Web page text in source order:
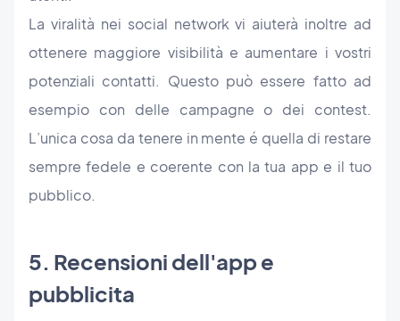
La viralità nei social network vi aiuterà inoltre ad
ottenere maggiore visibilità e aumentare i vostri
potenziali contatti. Questo può essere fatto ad
esempio con delle campagne o dei contest.
L’unica cosa da tenere in mente é quella di restare
sempre fedele e coerente con la tua app e il tuo
pubblico.
5. Recensioni dell'app e
pubblicita